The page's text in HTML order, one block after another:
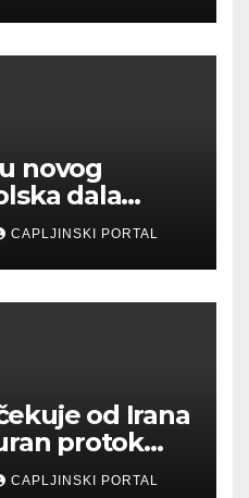
novog
dala
zbog
CAPLJINSKI PORTAL
od Irana
protok
moreuz
CAPLJINSKI PORTAL